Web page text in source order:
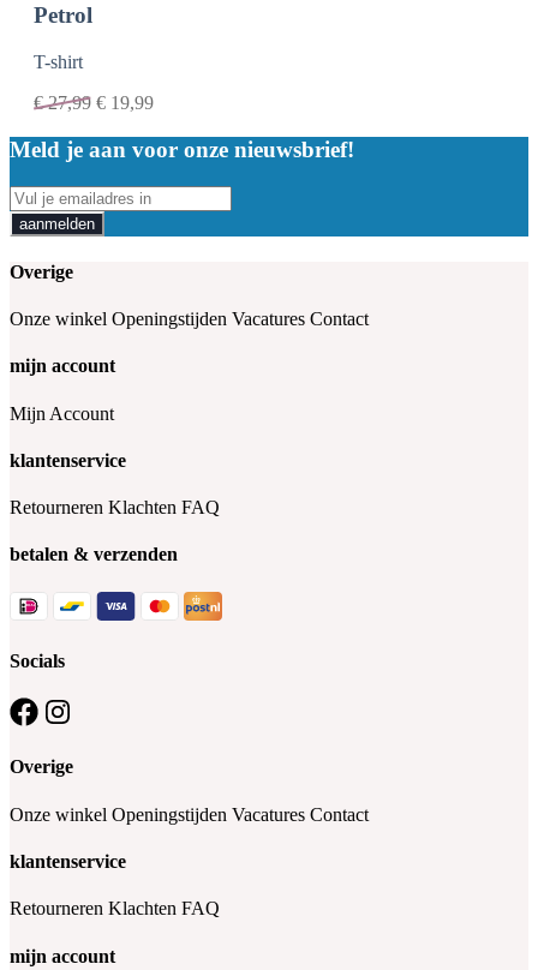
Petrol
T-shirt
€27,99 € 19,99
Meld je aan voor onze nieuwsbrief!
aanmelden
Overige
Onze winkel Openingstijden Vacatures Contact
mijn account
Mijn Account
klantenservice
Retourneren Klachten FAQ
betalen & verzenden
Socials
Overige
Onze winkel Openingstijden Vacatures Contact
klantenservice
Retourneren Klachten FAQ
mijn account